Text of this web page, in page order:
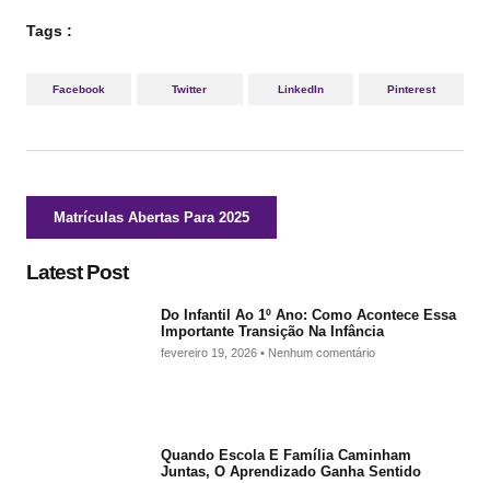
Tags :
Facebook Twitter LinkedIn Pinterest
Matrículas Abertas Para 2025
Latest Post
Do Infantil Ao 1º Ano: Como Acontece Essa
Importante Transição Na Infância
fevereiro 19, 2026 Nenhum comentário
Quando Escola E Família Caminham
Juntas, O Aprendizado Ganha Sentido